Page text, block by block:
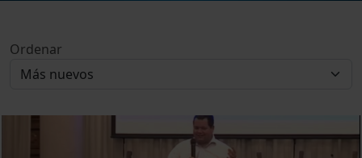
Ordenar